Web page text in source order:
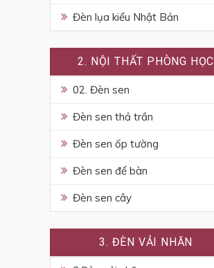
Đèn lụa kiểu Nhật Bản
2. NỘI THẤT PHÒNG HỌC
02. Đèn sen
Đèn sen thả trần
Đèn sen ốp tường
Đèn sen để bàn
Đèn sen cây
3. ĐÈN VẢI NHĂN